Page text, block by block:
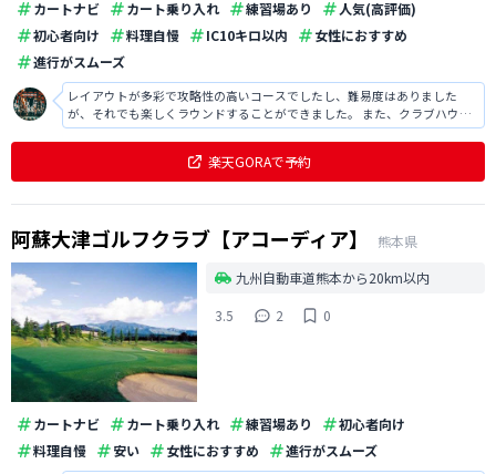
カートナビ カート乗り入れ 練習場あり
人気(高評価)
初心者向け
料理自慢 IC10キロ以内
女性におすすめ
進行がスムーズ
レイアウトが多彩で攻略性の高いコースでしたし、難易度はありました
が、それでも楽しくラウンドすることができました。 また、クラブハウス
も豪華で居心地が良かったですし、食事も美味しくて満足でした。
楽天GORAで予約
阿蘇大津ゴルフクラブ【アコーディア】
熊本県
九州自動車道熊本から20km以内
3.5
2 0
カートナビ カート乗り入れ 練習場あり
初心者向け
料理自慢
安い 女性におすすめ 進行がスムーズ